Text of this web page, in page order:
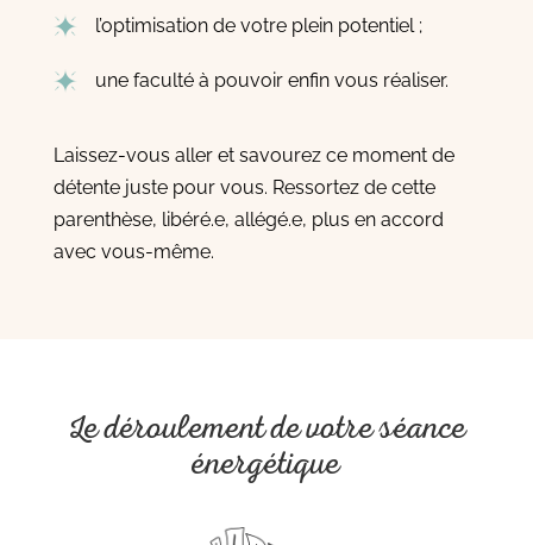
l’optimisation de votre plein potentiel ;
une faculté à pouvoir enfin vous réaliser.
Laissez-vous aller et savourez ce moment de
détente juste pour vous. Ressortez de cette
parenthèse, libéré.e, allégé.e, plus en accord
avec vous-même.
Le déroulement de votre séance
énergétique